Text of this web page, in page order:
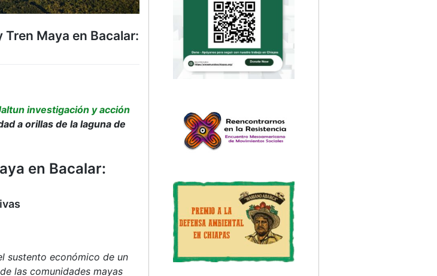
Maya en Bacalar:
investigación y acción
a orillas de la laguna de
en Bacalar:
sustento económico de un
las comunidades mayas